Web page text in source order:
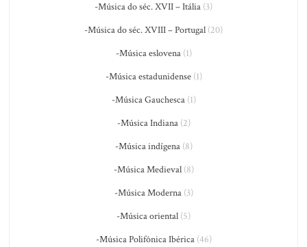
-Música do séc. XVII – Itália (3)
-Música do séc. XVIII – Portugal (20)
-Música eslovena(1)
-Música estadunidense(1)
-Música Gauchesca(1)
-Música Indiana(2)
-Música indígena(8)
-Música Medieval(8)
-Música Moderna(3)
-Música oriental (5)
-Música Polifônica Ibérica(46)